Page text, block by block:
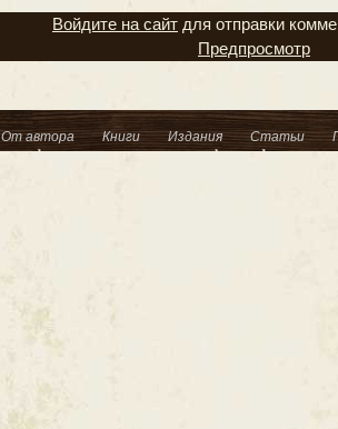
Войдите на сайт для отправки
Предпросмотр
От автора Книги Издания Статьи